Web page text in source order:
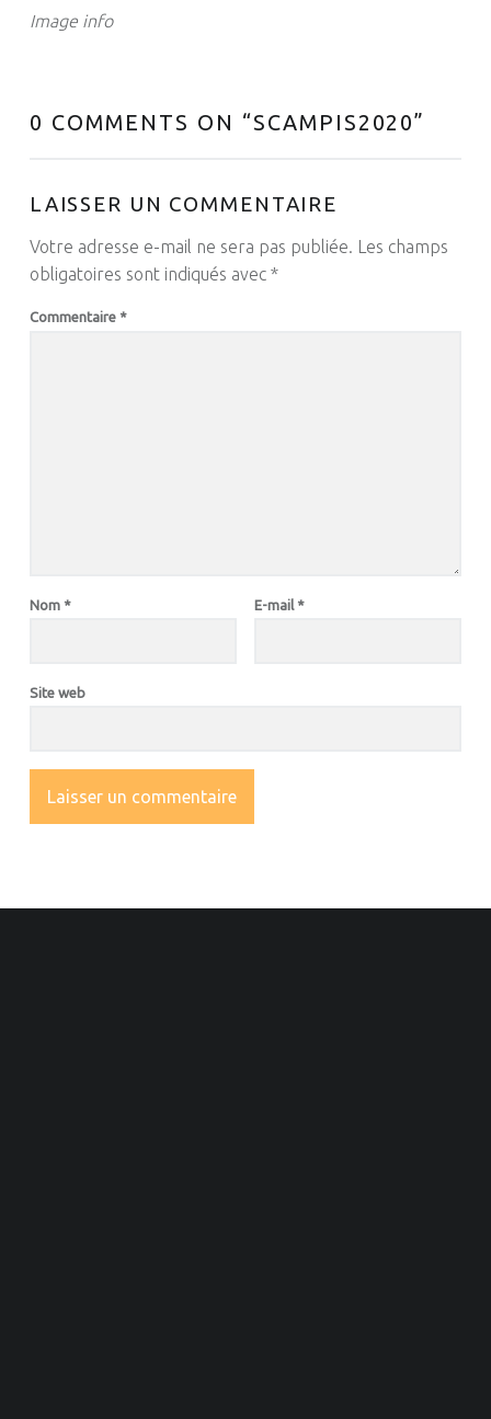
Image info
0 COMMENTS ON “SCAMPIS2020”
LAISSER UN COMMENTAIRE
Votre adresse e-mail ne sera pas publiée.
Les champs
obligatoires sont indiqués avec *
Commentaire *
Nom * E-mail *
Site web
SIDEBAR